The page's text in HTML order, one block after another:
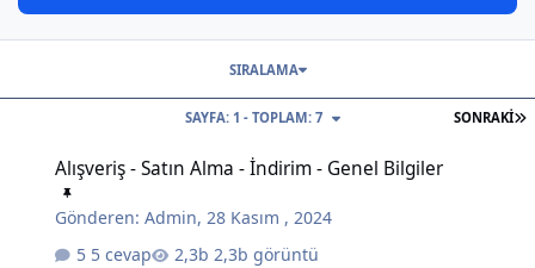
SONRAKI
SAYFA: 1 - TOPLAM: 7
SIRALAMA
Alışveriş - Satın Alma - İndirim - Genel Bilgiler
Gönderen:Admin,28 Kasım , 2024
5 cevap
2,3b görüntü